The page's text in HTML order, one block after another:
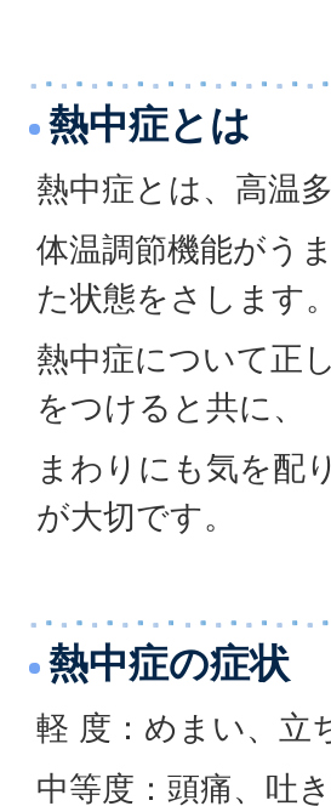
熱中症とは
熱中症とは、高温
体温調節機能がう
た状態をさします。
熱中症について正
をつけると共に、
まわりにも気を配
が大切です。
熱中症の症状
軽 度：めまい、立
中等度：頭痛、吐